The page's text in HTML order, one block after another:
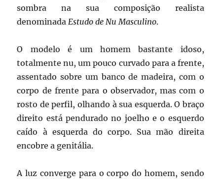
sombra na sua composição realista
denominadaEstudo de Nu Masculino.
O modelo é um homem bastante idoso,
totalmente nu, um pouco curvado para a frente,
assentado sobre um banco de madeira, com o
corpo de frente para o observador, mas com o
rosto de perfil, olhando à sua esquerda. O braço
direito está pendurado no joelho e o esquerdo
caído à esquerda do corpo. Sua mão direita
encobre a genitália.
A luz converge para o corpo do homem, sendo